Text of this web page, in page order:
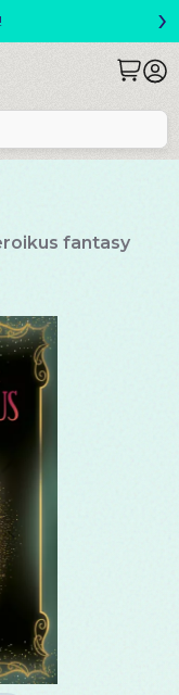
szeretlek ›
fantasy